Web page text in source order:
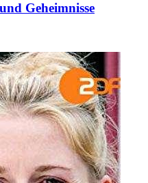
Geheimnisse